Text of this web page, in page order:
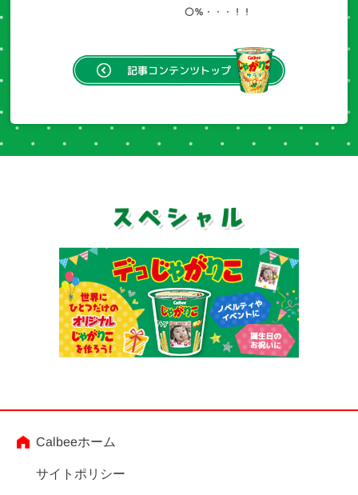
〇％・・・！！
記事コンテンツトップ
Calbeeホーム
サイトポリシー